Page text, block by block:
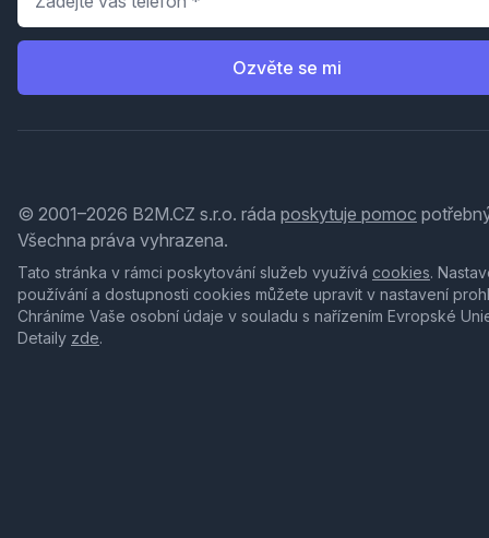
Ozvěte se mi
© 2001–2026 B2M.CZ s.r.o. ráda poskytuje pomoc
Všechna práva vyhrazena.
Tato stránka v rámci poskytování služeb využívá cookies.
používání a dostupnosti cookies můžete upravit v nastavení
Chráníme Vaše osobní údaje v souladu s nařízením Evropské
Detaily zde.